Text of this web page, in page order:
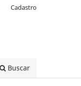
Buscar
Cadastro